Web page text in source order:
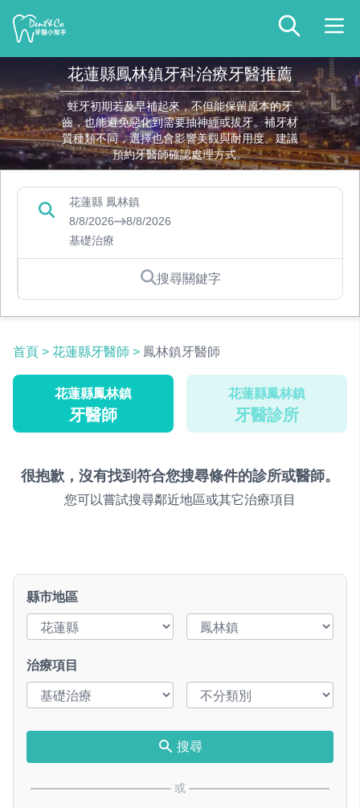
花蓮縣鳳林鎮牙科治療牙醫推薦
蛀牙初期若及早補起來，不但能保留原本的牙
齒，也能避免惡化到需要抽神經或拔牙。補牙材
質種類不同，選擇也會影響美觀與耐用度。建議
預約牙醫師確認處理方式。
花蓮縣 鳳林鎮
8/8/2026
8/8/2026
基礎治療
搜尋關鍵字
首頁 > 花蓮縣牙醫師 > 鳳林鎮牙醫師
花蓮縣鳳林鎮
牙醫師
花蓮縣鳳林鎮
牙醫診所
很抱歉，沒有找到符合您搜尋條件的診所或醫師。
您可以嘗試搜尋鄰近地區或其它治療項目
縣市地區
治療項目
搜尋
或